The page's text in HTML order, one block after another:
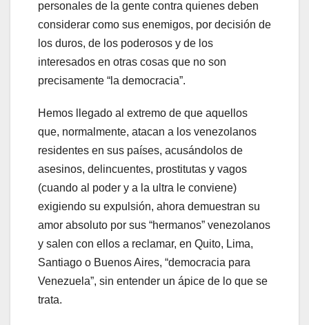
personales de la gente contra quienes deben
considerar como sus enemigos, por decisión de
los duros, de los poderosos y de los
interesados en otras cosas que no son
precisamente “la democracia”.
Hemos llegado al extremo de que aquellos
que, normalmente, atacan a los venezolanos
residentes en sus países, acusándolos de
asesinos, delincuentes, prostitutas y vagos
(cuando al poder y a la ultra le conviene)
exigiendo su expulsión, ahora demuestran su
amor absoluto por sus “hermanos” venezolanos
y salen con ellos a reclamar, en Quito, Lima,
Santiago o Buenos Aires, “democracia para
Venezuela”, sin entender un ápice de lo que se
trata.